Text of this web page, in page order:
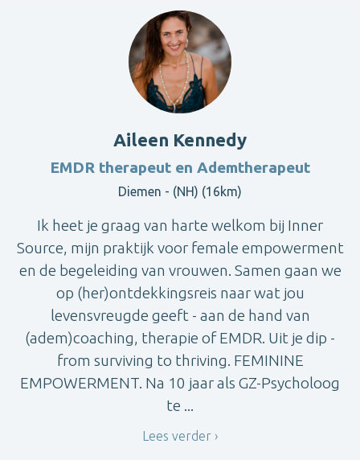
Aileen Kennedy
EMDR therapeut en Ademtherapeut
Diemen - (NH) (16km)
Ik heet je graag van harte welkom bij Inner
Source, mijn praktijk voor female empowerment
en de begeleiding van vrouwen. Samen gaan we
op (her)ontdekkingsreis naar wat jou
levensvreugde geeft - aan de hand van
(adem)coaching, therapie of EMDR. Uit je dip -
from surviving to thriving. FEMININE
EMPOWERMENT. Na 10 jaar als GZ-Psycholoog
te ...
Lees verder